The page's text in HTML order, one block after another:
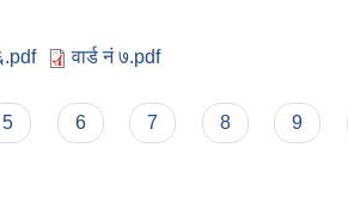
वार्ड नं ७.pdf
5 6 7 8 9